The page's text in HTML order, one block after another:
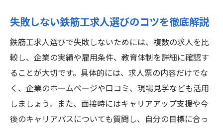
失敗しない鉄筋工求人選びのコツを徹底解説
鉄筋工求人選びで失敗しないためには、複数の求人を比
較し、企業の実績や雇用条件、教育体制を詳細に確認す
ることが大切です。具体的には、求人票の内容だけでな
く、企業のホームページや口コミ、現場見学なども活用
しましょう。また、面接時にはキャリアアップ支援や今
後のキャリアパスについても質問し、自分の目標に合っ